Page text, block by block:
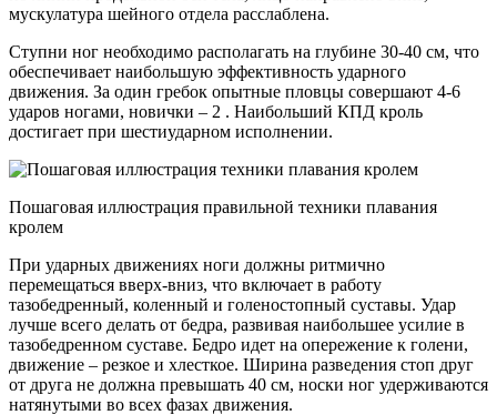
мускулатура шейного отдела расслаблена.
Ступни ног необходимо располагать на глубине 30-40 см, что
обеспечивает наибольшую эффективность ударного
движения. За один гребок опытные пловцы совершают 4-6
ударов ногами, новички – 2 . Наибольший КПД кроль
достигает при шестиударном исполнении.
Пошаговая иллюстрация правильной техники плавания
кролем
При ударных движениях ноги должны ритмично
перемещаться вверх-вниз, что включает в работу
тазобедренный, коленный и голеностопный суставы. Удар
лучше всего делать от бедра, развивая наибольшее усилие в
тазобедренном суставе. Бедро идет на опережение к голени,
движение – резкое и хлесткое. Ширина разведения стоп друг
от друга не должна превышать 40 см, носки ног удерживаются
натянутыми во всех фазах движения.